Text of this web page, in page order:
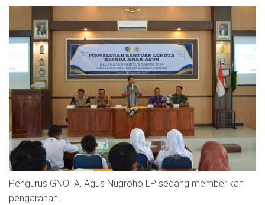
Pengurus GNOTA, Agus Nugroho LP sedang memberikan
pengarahan.